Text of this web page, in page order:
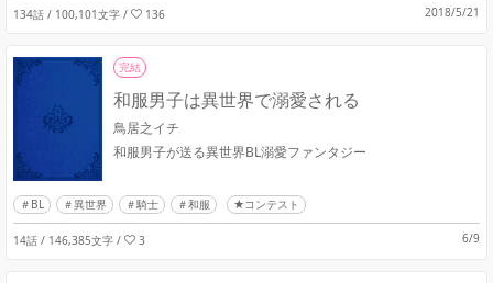
134話 / 100,101文字 / 136 2018/5/21
完結
和服男子は異世界で溺愛される
鳥居之イチ
和服男子が送る異世界BL溺愛ファンタジー
BL 異世界 騎士 和服 ★コンテスト
14話 / 146,385文字 / 3 6/9